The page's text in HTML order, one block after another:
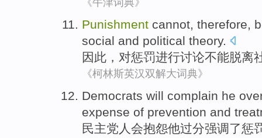
《牛津词典》
Punishment cannot, therefore,
social and political theory.
因此 ，对惩罚进行讨论不能脱离
《柯林斯英汉双解大词典》
Democrats will complain he
expense of prevention and
民主党人 会抱怨他过分强调了惩